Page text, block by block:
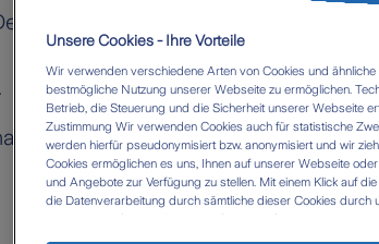
Unsere Cookies - Ihre Vorteile
Wir verwenden verschiedene Arten von Cookies und
bestmögliche Nutzung unserer Webseite zu ermöglichen.
Betrieb, die Steuerung und die Sicherheit unserer Webseite
Zustimmung Wir verwenden Cookies auch für statistische
werden hierfür pseudonymisiert bzw. anonymisiert und wir
Cookies ermöglichen es uns, Ihnen auf unserer Webseite
und Angebote zur Verfügung zu stellen. Mit einem Klick auf
die Datenverarbeitung durch sämtliche dieser Cookies durch
eigenen Zwecken. Im Zusammenhang mit der Nutzung von